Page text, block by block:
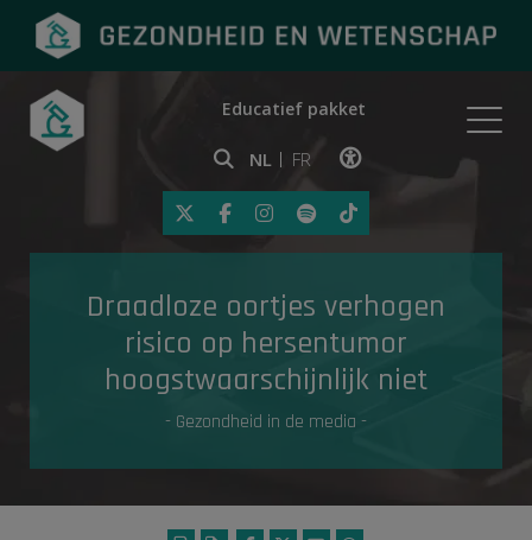
Onderwerpen
Gezondheid in de media
Educatief pakket
NL FR
Klik op deze link om
Draadloze oortjes verhogen
risico op hersentumor
hoogstwaarschijnlijk niet
- Gezondheid in de media -